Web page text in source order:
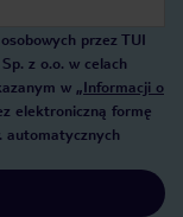
przez TUI
z o.o. w celach
w „Informacji o
elektroniczną formę
automatycznych